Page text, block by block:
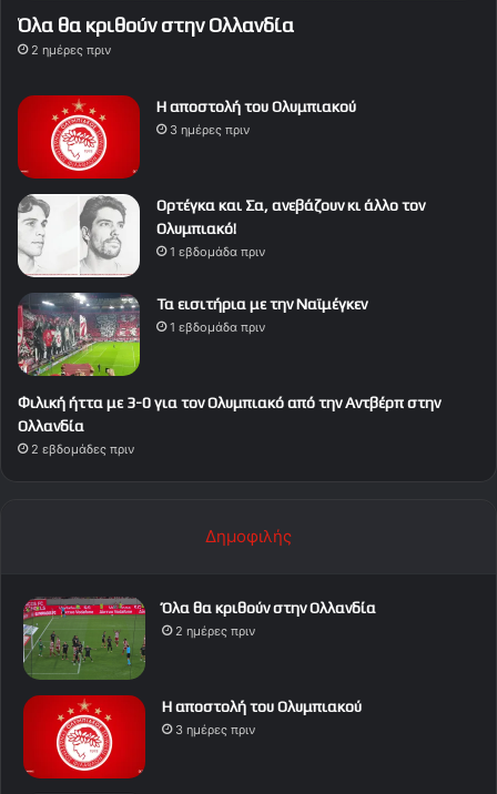
Όλα θα κριθούν στην Ολλανδία
2 ημέρες πριν
Η αποστολή του Ολυμπιακού
3 ημέρες πριν
Ορτέγκα και Σα, ανεβάζουν κι άλλο τον
Ολυμπιακό!
1 εβδομάδα πριν
Τα εισιτήρια με την Ναϊμέγκεν
1 εβδομάδα πριν
Φιλική ήττα με 3-0 για τον Ολυμπιακό από την Αντβέρπ στην
Ολλανδία
2 εβδομάδες πριν
Δημοφιλής
Όλα θα κριθούν στην Ολλανδία
2 ημέρες πριν
Η αποστολή του Ολυμπιακού
3 ημέρες πριν